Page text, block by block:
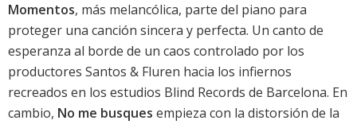
Momentos, más melancólica, parte del piano para
proteger una canción sincera y perfecta. Un canto de
esperanza al borde de un caos controlado por los
productores Santos & Fluren hacia los infiernos
recreados en los estudios Blind Records de Barcelona. En
cambio, No me busques empieza con la distorsión de la